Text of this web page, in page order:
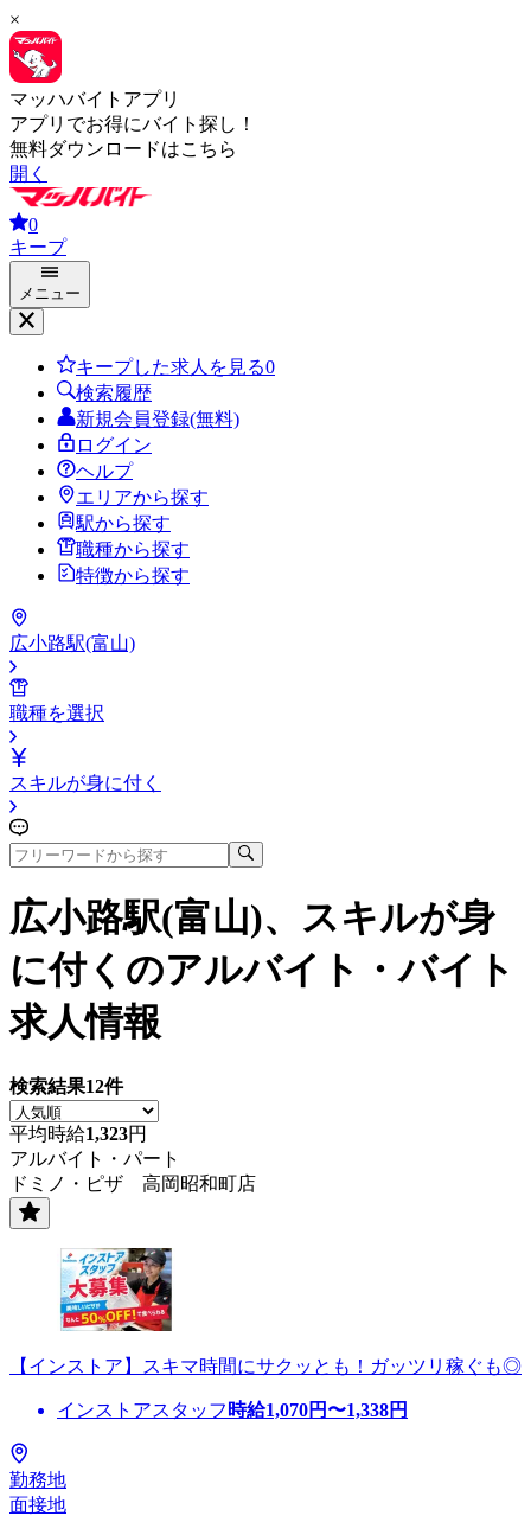
×
マッハバイトアプリ
アプリでお得にバイト探し！
無料ダウンロードはこちら
開く
0
キープ
メニュー
キープした求人を見る0
検索履歴
新規会員登録(無料)
ログイン
ヘルプ
エリアから探す
駅から探す
職種から探す
特徴から探す
広小路駅(富山)
職種を選択
スキルが身に付く
広小路駅(富山)、スキルが身
に付く のアルバイト・バイト
求人情報
検索結果12件
平均時給1,323円
アルバイト・パート
ドミノ・ピザ 高岡昭和町店
【インストア】スキマ時間にサクッとも！ガッツリ稼ぐも◎
インストアスタッフ 時給1,070円〜1,338円
勤務地
面接地